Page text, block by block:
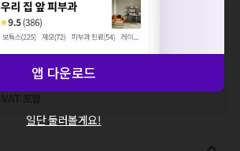
추가비용 등으로 실제 가격과 상이할 수 있으니, 정확
에 직접 문의해주세요.
강보험심사평가원에 고지되어 있는 급여 진료 기준 가
복합적인 비용이 추가되어, 병원마다 금액이 다르게
바랍니다.)
앱 다운로드
일단 둘러볼게요!